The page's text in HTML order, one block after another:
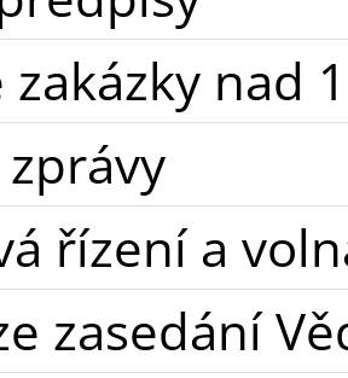
nad
řízení a
zasedání